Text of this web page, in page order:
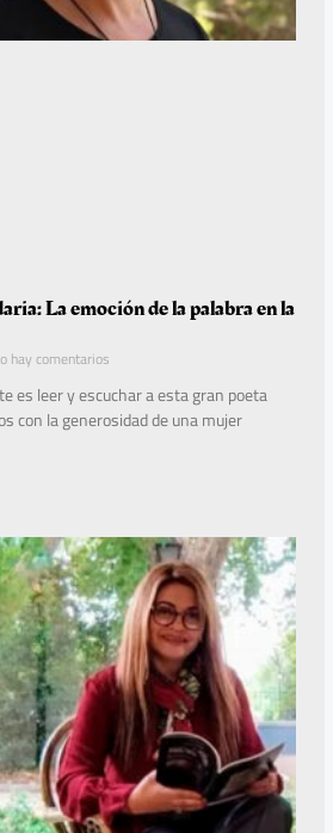
La emoción de la palabra en la
hay comentarios
es leer y escuchar a esta gran poeta
con la generosidad de una mujer